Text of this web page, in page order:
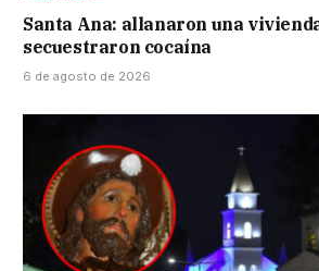
Santa Ana: allanaron una
secuestraron cocaína
6 de agosto de 2026